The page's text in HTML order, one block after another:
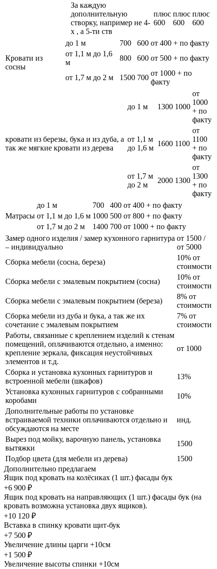
За каждую
дополнительную
створку, например не 4-
х , а 5-ти ств
плюс
600
плюс
600
плюс
600
Кровати из
сосны
до 1 м 700 600 от 400 + по факту
от 1,1 м до 1,6
м
800 600 от 500 + по факту
от 1,7 м до 2 м 1500 700
от 1000 + по
факту
кровати из березы, бука и из дуба, а
так же мягкие кровати из дерева
до 1 м 1300 1000
от
1000
+ по
факту
от 1,1 м
до 1,6 м
1600 1100
от
1100
+ по
факту
от 1,7 м
до 2 м
2000 1300
от
1300
+ по
факту
Матрасы
до 1 м 700 400 от 400 + по факту
от 1,1 м до 1,6 м 1000 500 от 800 + по факту
от 1,7 м до 2 м
1400 700 от 1000 + по факту
Замер одного изделия / замер кухонного гарнитура
– индивидуально
от 1500 /
от 5000
Сборка мебели (сосна, береза)
10% от
стоимости
Сборка мебели с эмалевым покрытием (сосна)
10% от
стоимости
Сборка мебели с эмалевым покрытием (береза)
8% от
стоимости
Сборка мебели из дуба и бука, а так же их
сочетание с эмалевым покрытием
7% от
стоимости
Работы, связанные с креплением изделий к стенам
помещений, оплачиваются отдельно, а именно:
крепление зеркала, фиксация неустойчивых
элементов и т.д.
от 1000
Сборка и установка кухонных гарнитуров и
встроенной мебели (шкафов)
13%
Установка кухонных гарнитуров с собранными
коробами
10%
Дополнительные работы по установке
встраиваемой техники оплачиваются отдельно и
обсуждаются на месте
инд.
Вырез под мойку, варочную панель, установка
вытяжки
1500
Подбор цвета (для мебели из дерева)
1500
Дополнительно предлагаем
Ящик под кровать на колёсиках (1 шт.) фасады бук
+6 900 ₽
Ящик под кровать на направляющих (1 шт.) фасады бук (на
кровать возможна установка двух ящиков).
+10 120 ₽
Вставка в спинку кровати щит-бук
+7 500 ₽
Увеличение длины царги +10см
+1 500 ₽
Увеличение высоты спинки +10см